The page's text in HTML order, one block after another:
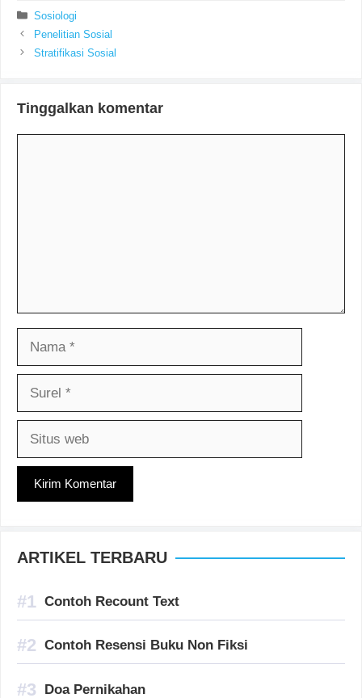
Kategori
Sosiologi
Penelitian Sosial
Stratifikasi Sosial
Tinggalkan komentar
Nama
Surel
Situs
ARTIKEL TERBARU
Contoh Recount Text
Contoh Resensi Buku Non Fiksi
Doa Pernikahan